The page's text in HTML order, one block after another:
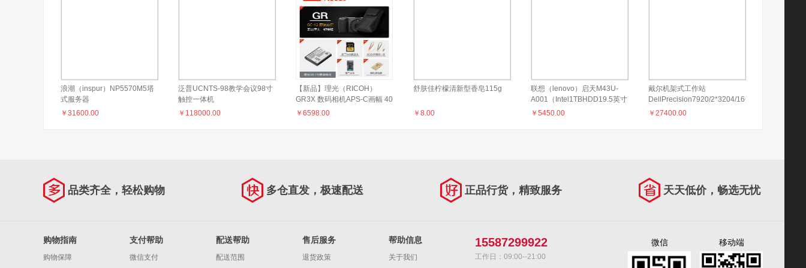
浪潮（inspur）NP5570M5塔
式服务器
（Intel3204*1/16GB*1/2TSATA*1/1Gbps*2/500w*1）
￥ 31600.00
泛普UCNTS-98教学会议98寸
触控一体机
￥ 118000.00
【新品】理光（RICOH）
GR3X 数码相机APS-C画幅 40
人文新视角 GRIII X大底便携
￥ 6598.00
舒肤佳柠檬清新型香皂115g
￥ 8.00
联想（lenovo）启天M43U-
A001（Intel1TBHDD19.5英寸
Win10神州网信版）
￥ 5450.00
戴尔机架式工作站
DellPrecision7920/2*3204/16GBECC/1TB/2GB
独显/DVD/21.5寸三年/Linux
￥ 27400.00
品类齐全，轻松购物 多仓直发，极速配送 正品行货，精致服务 天天低价，畅选无忧
购物指南
购物保障
支付帮助
微信支付
配送帮助
配送范围
售后服务
退货政策
帮助信息
关于我们
15587299922
工作日：09:00--21:00
微信 移动端